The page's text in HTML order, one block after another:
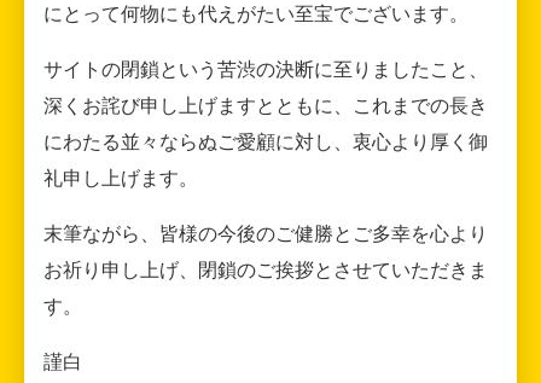
にとって何物にも代えがたい至宝でございます。
サイトの閉鎖という苦渋の決断に至りましたこと、
深くお詫び申し上げますとともに、これまでの長き
にわたる並々ならぬご愛顧に対し、衷心より厚く御
礼申し上げます。
末筆ながら、皆様の今後のご健勝とご多幸を心より
お祈り申し上げ、閉鎖のご挨拶とさせていただきま
す。
謹白